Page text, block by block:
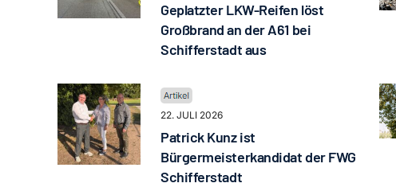
Geplatzter LKW-Reifen löst
Großbrand an der A61 bei
Schifferstadt aus
22. JULI 2026
Patrick Kunz ist
Bürgermeisterkandidat der FWG
Schifferstadt